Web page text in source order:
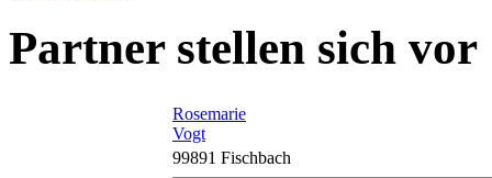
Partner stellen sich vor
Rosemarie
Vogt
99891 Fischbach